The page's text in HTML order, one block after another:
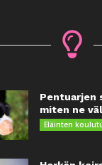
Pentuarjen
miten ne
Eläinten